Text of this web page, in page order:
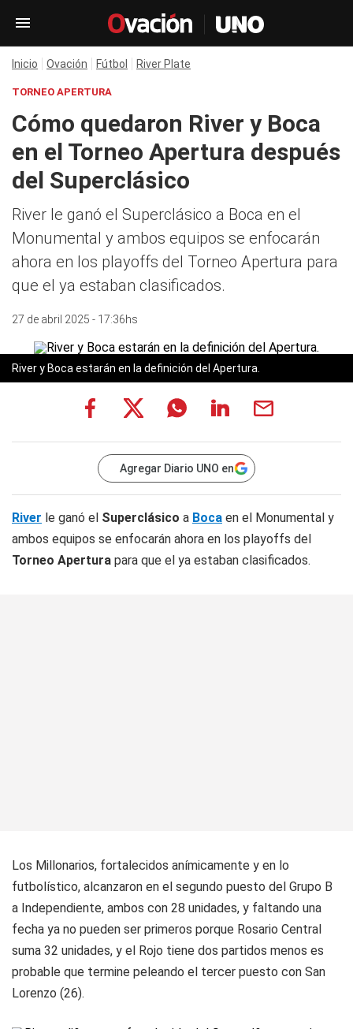
Inicio Ovación Fútbol River Plate
TORNEO APERTURA
Cómo quedaron River y Boca
en el Torneo Apertura después
del Superclásico
River le ganó el Superclásico a Boca en el
Monumental y ambos equipos se enfocarán
ahora en los playoffs del Torneo Apertura para
que el ya estaban clasificados.
27 de abril 2025 - 17:36hs
River y Boca estarán en la definición del Apertura.
Agregar Diario UNO en
River le ganó el Superclásico a Boca en el Monumental y
ambos equipos se enfocarán ahora en los playoffs del
Torneo Apertura para que el ya estaban clasificados.
Los Millonarios, fortalecidos anímicamente y en lo
futbolístico, alcanzaron en el segundo puesto del Grupo B
a Independiente, ambos con 28 unidades, y faltando una
fecha ya no pueden ser primeros porque Rosario Central
suma 32 unidades, y el Rojo tiene dos partidos menos es
probable que termine peleando el tercer puesto con San
Lorenzo (26).